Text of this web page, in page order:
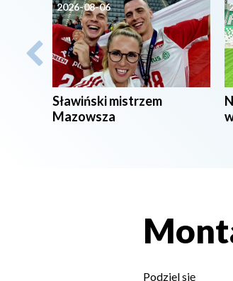
2026-08-06
Sławiński mistrzem
Mazowsza
Podziel się